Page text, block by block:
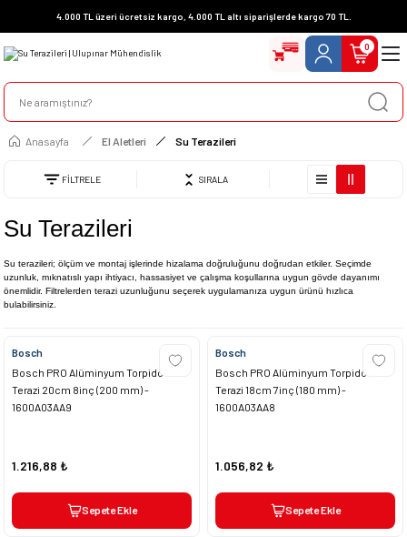
4.000 TL üzeri ücretsiz kargo, 4.000 TL altı siparişlerde kargo 70 TL.
0
Anasayfa El Aletleri Su Terazileri
FİLTRELE SIRALA
Su Terazileri
Su terazileri; ölçüm ve montaj işlerinde hizalama doğruluğunu doğrudan etkiler. Seçimde
uzunluk, mıknatıslı yapı ihtiyacı, hassasiyet ve çalışma koşullarına uygun gövde dayanımı
önemlidir. Filtrelerden terazi uzunluğunu seçerek uygulamanıza uygun ürünü hızlıca
bulabilirsiniz.
Bosch
Bosch PRO Alüminyum Torpido
Terazi 20cm 8inç (200 mm) -
1600A03AA9
1.216,88 ₺
Sepete Ekle
Bosch
Bosch PRO Alüminyum Torpido
Terazi 18cm 7inç (180 mm) -
1600A03AA8
1.056,82 ₺
Sepete Ekle